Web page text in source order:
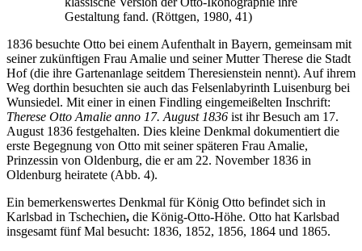
Gestaltung fand. (Röttgen, 1980, 41)
1836 besuchte Otto bei einem Aufenthalt in Bayern, gemeinsam mit
seiner zukünftigen Frau Amalie und seiner Mutter Therese die Stadt
Hof (die ihre Gartenanlage seitdem Theresienstein nennt). Auf ihrem
Weg dorthin besuchten sie auch das Felsenlabyrinth Luisenburg bei
Wunsiedel. Mit einer in einen Findling eingemeißelten Inschrift:
Therese Otto Amalie anno 17. August 1836 ist ihr Besuch am 17.
August 1836 festgehalten. Dies kleine Denkmal dokumentiert die
erste Begegnung von Otto mit seiner späteren Frau Amalie,
Prinzessin von Oldenburg, die er am 22. November 1836 in
Oldenburg heiratete (Abb. 4).
Ein bemerkenswertes Denkmal für König Otto befindet sich in
Karlsbad in Tschechien, die König-Otto-Höhe. Otto hat Karlsbad
insgesamt fünf Mal besucht: 1836, 1852, 1856, 1864 und 1865.